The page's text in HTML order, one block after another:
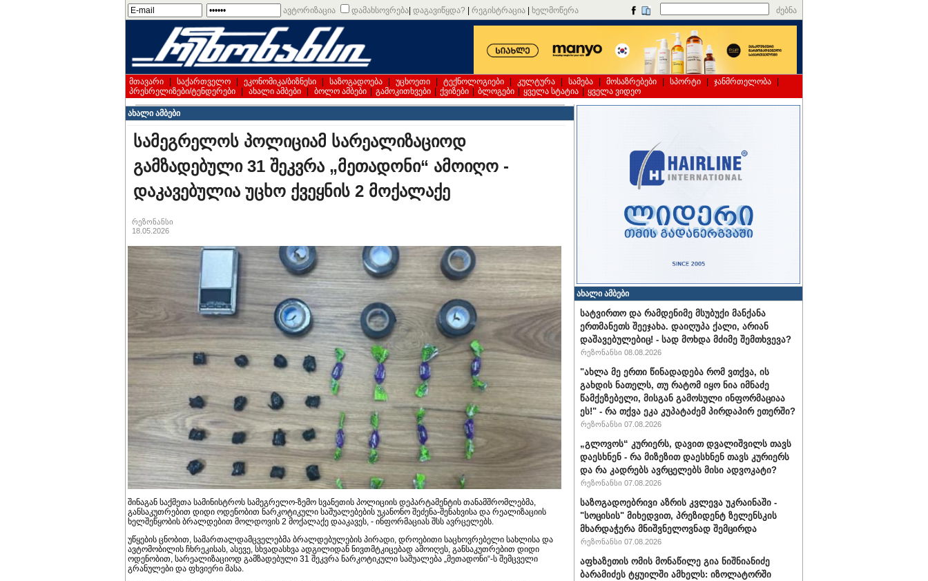
ავტორიზაცია დამახსოვრება დაგავიწყდა? რეგისტრაცია ხელმოწერა ძებნა
მთავარი საქართველო ეკონომიკა/ბიზნესი საზოგადოება უცხოეთი ტექნოლოგიები კულტურა სამება მოსაზრებები სპორტი ჯანმრთელობა
პრესრელიზები/ტენდერები
ახალი ამბები ბოლო ამბები გამოკითხვები ქვიზები ბლოგები ყველა სტატია ყველა ვიდეო
ახალი ამბები
სამეგრელოს პოლიციამ სარეალიზაციოდ
გამზადებული 31 შეკვრა „მეთადონი“ ამოიღო -
დაკავებულია უცხო ქვეყნის 2 მოქალაქე
რეზონანსი
18.05.2026
შინაგან საქმეთა სამინისტროს სამეგრელო-ზემო სვანეთის პოლიციის დეპარტამენტის თანამშრომლებმა,
განსაკუთრებით დიდი ოდენობით ნარკოტიკული საშუალებების უკანონო შეძენა-შენახვისა და რეალიზაციის
ხელშეწყობის ბრალდებით მოლდოვის 2 მოქალაქე დააკავეს, - ინფორმაციას შსს ავრცელებს.
უწყების ცნობით, სამართალდამცველებმა ბრალდებულების პირადი, დროებითი საცხოვრებელი სახლისა და
ავტომობილის ჩხრეკისას, ასევე, სხვადასხვა ადგილიდან ნივთმტკიცებად ამოიღეს, განსაკუთრებით დიდი
ოდენობით, სარეალიზაციოდ გამზადებული 31 შეკვრა ნარკოტიკული საშუალება „მეთადონი“-ს შემცველი
გრანულები და ფხვიერი მასა.
ახალი ამბები
სატვირთო და რამდენიმე მსუბუქი მანქანა
ერთმანეთს შეეჯახა. დაიღუპა ქალი, არიან
დაშავებულებიც! - სად მოხდა მძიმე შემთხვევა?
რეზონანსი 08.08.2026
"ახლა მე ერთი წინადადება რომ ვთქვა, ის
გახდის ნათელს, თუ რატომ იყო ნია იმნაძე
წამქეზებელი, მისგან გამოსული ინფორმაციაა
ეს!" - რა თქვა ეკა კუპატაძემ პირდაპირ ეთერში?
რეზონანსი 07.08.2026
„გლოვოს“ კურიერს, დავით დვალიშვილს თავს
დაესხნენ - რა მიზეზით დაესხნენ თავს კურიერს
და რა კადრებს ავრცელებს მისი ადვოკატი?
რეზონანსი 07.08.2026
საზოგადოებრივი აზრის კვლევა უკრაინაში -
"სოცისის" მიხედვით, პრეზიდენტ ზელენსკის
მხარდაჭერა მნიშვნელოვნად შემცირდა
რეზონანსი 07.08.2026
აფხაზეთის ომის მონაწილე გია ნიშნიანიძე
ბარამიძეს ტყუილში ამხელს: იზოლატორში